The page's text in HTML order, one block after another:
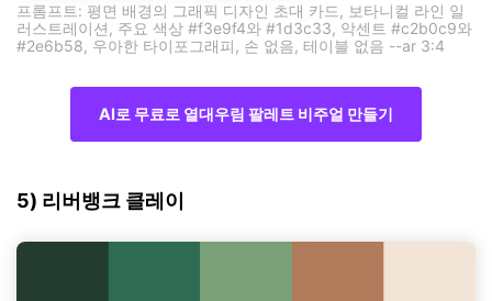
프롬프트: 평면 배경의 그래픽 디자인 초대 카드, 보타니컬 라인 일
러스트레이션, 주요 색상 #f3e9f4와 #1d3c33, 악센트 #c2b0c9와
#2e6b58, 우아한 타이포그래피, 손 없음, 테이블 없음 --ar 3:4
AI로 무료로 열대우림 팔레트 비주얼 만들기
5) 리버뱅크 클레이